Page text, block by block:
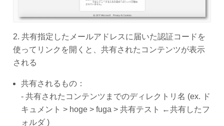
2. 共有指定したメールアドレスに届いた認証コードを
使ってリンクを開くと、共有されたコンテンツが表示
される
共有されるもの：
- 共有されたコンテンツまでのディレクトリ名 (ex. ド
キュメント > hoge > fuga > 共有テスト ←共有したフ
ォルダ )